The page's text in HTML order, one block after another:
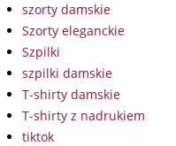
szorty damskie
Szorty eleganckie
Szpilki
szpilki damskie
T-shirty damskie
T-shirty z nadrukiem
tiktok